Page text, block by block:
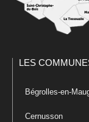
LES
Bégrolles-en-
Cernusson